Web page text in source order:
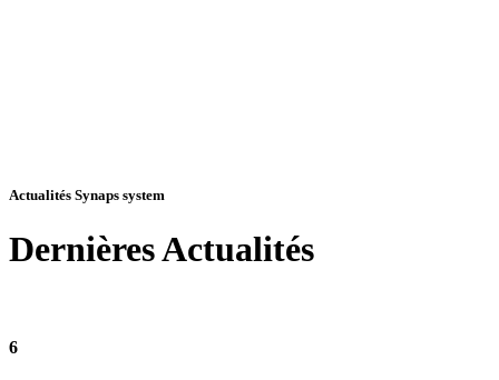
Actualités Synaps system
DernièresActualités
6